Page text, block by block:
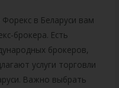
в Беларуси вам
брокера. Есть
брокеров,
услуги торговли
Важно выбрать